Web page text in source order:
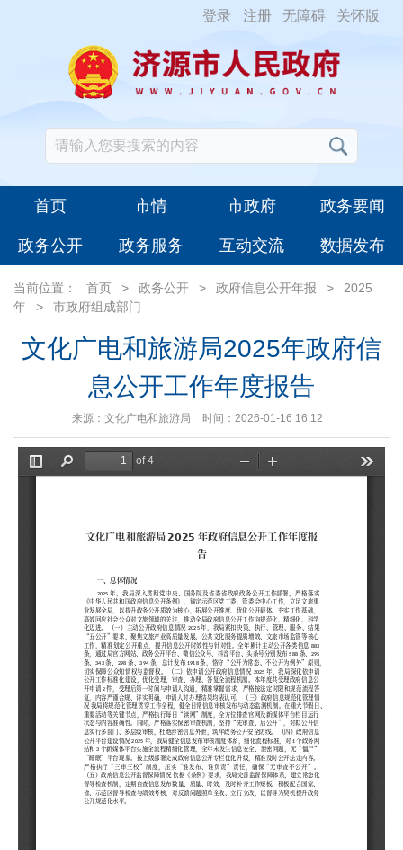
登录 注册 无障碍 关怀版
首页 市情 市政府 政务要闻
政务公开 政务服务 互动交流 数据发布
当前位置： 首页 > 政务公开 > 政府信息公开年报 >
2025
年
> 市政府组成部门
文化广电和旅游局2025年政府信
息公开工作年度报告
来源：文化广电和旅游局 时间：2026-01-16 16:12